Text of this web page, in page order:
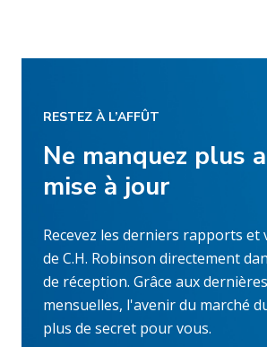
RESTEZ À L’AFFÛT
Ne manquez plus
mise à jour
Recevez les derniers rapports et
de C.H. Robinson directement
de réception. Grâce aux
mensuelles, l'avenir du marché
plus de secret pour vous.